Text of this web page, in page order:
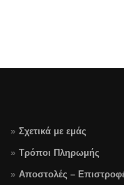
Σχετικά με εμάς
Τρόποι Πληρωμής
Αποστολές –